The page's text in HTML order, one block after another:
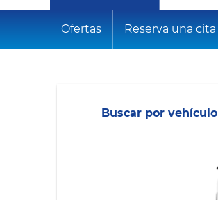
Ofertas Reserva una cita
Buscar por vehículo